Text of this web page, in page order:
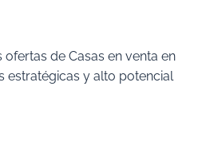
de Casas en venta en
estratégicas y alto potencial